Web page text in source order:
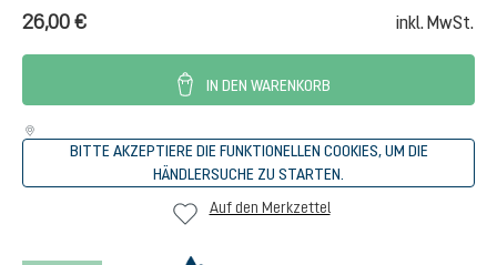
26,00 € inkl. MwSt.
IN DEN WARENKORB
BITTE AKZEPTIERE DIE FUNKTIONELLEN COOKIES, UM DIE
HÄNDLERSUCHE ZU STARTEN.
Auf den Merkzettel